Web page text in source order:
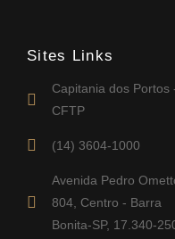
Sites Links
Capitania dos Portos
CFTP
(14) 3604-1000
Avenida Pedro
804, Centro - Barra
Bonita-SP, 17.340-